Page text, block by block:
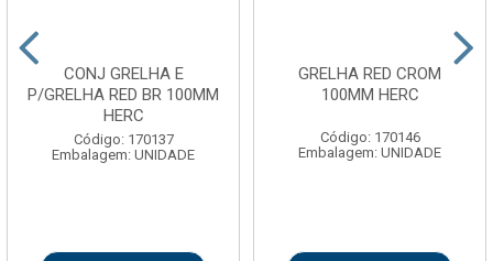
CONJ GRELHA E
P/GRELHA RED BR 100MM
HERC
Código: 170137
Embalagem: UNIDADE
GRELHA RED CROM
100MM HERC
Código: 170146
Embalagem: UNIDADE